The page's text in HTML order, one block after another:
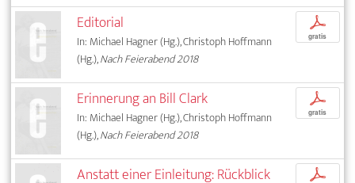
Editorial
In: Michael Hagner (Hg.), Christoph Hoffmann
(Hg.),Nach Feierabend 2018
p
gratis
Erinnerung an Bill Clark
In: Michael Hagner (Hg.), Christoph Hoffmann
(Hg.),Nach Feierabend 2018
p
gratis
Anstatt einer Einleitung: Rückblick p